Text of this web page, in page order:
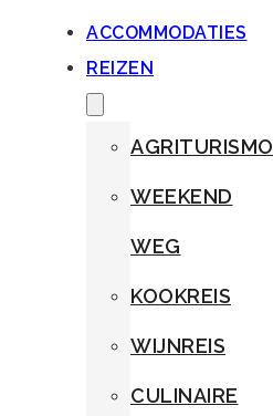
ACCOMMODATIES
REIZEN
AGRITURISMO
WEEKEND
WEG
KOOKREIS
WIJNREIS
CULINAIRE